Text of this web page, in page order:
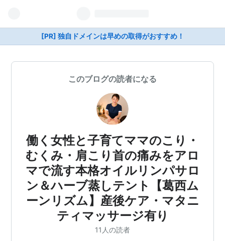
[PR] 独自ドメインは早めの取得がおすすめ！
このブログの読者になる
働く女性と子育てママのこり・
むくみ・肩こり首の痛みをアロ
マで流す本格オイルリンパサロ
ン＆ハーブ蒸しテント【葛西ム
ーンリズム】産後ケア・マタニ
ティマッサージ有り
11人の読者